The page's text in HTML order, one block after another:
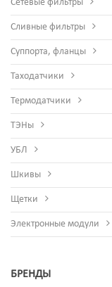
Сетевые фильтры
Сливные фильтры
Суппорта, фланцы
Таходатчики
Термодатчики
ТЭНы
УБЛ
Шкивы
Щетки
Электронные модули
БРЕНДЫ